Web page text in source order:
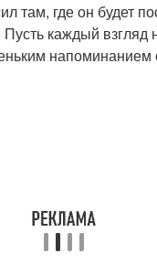
там, где он будет
каждый взгляд
напоминанием